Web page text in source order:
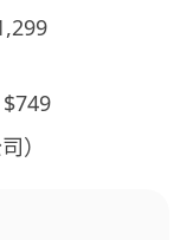
）